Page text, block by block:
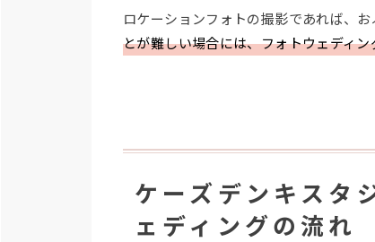
ロケーションフォトの撮影であれば、
とが難しい場合には、フォトウェディ
ケーズデンキスタ
ェディングの流れ